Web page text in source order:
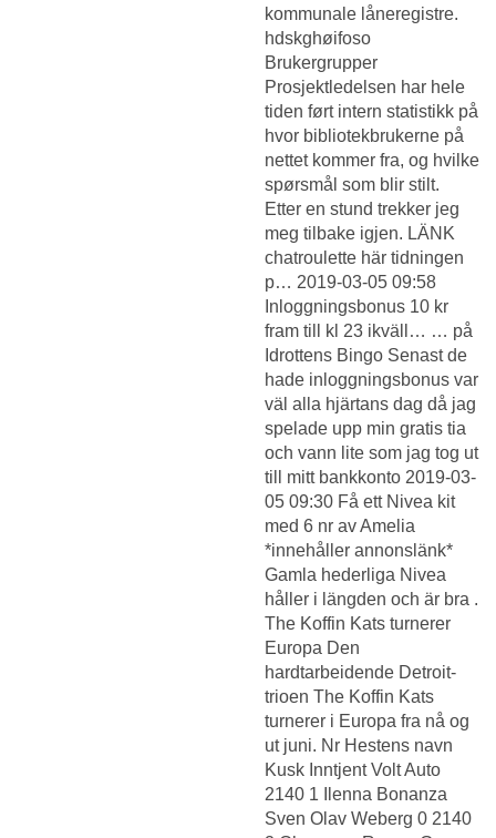
kommunale låneregistre.
hdskghøifoso
Brukergrupper
Prosjektledelsen har hele
tiden ført intern statistikk på
hvor bibliotekbrukerne på
nettet kommer fra, og hvilke
spørsmål som blir stilt.
Etter en stund trekker jeg
meg tilbake igjen. LÄNK
chatroulette här tidningen
p… 2019-03-05 09:58
Inloggningsbonus 10 kr
fram till kl 23 ikväll… … på
Idrottens Bingo Senast de
hade inloggningsbonus var
väl alla hjärtans dag då jag
spelade upp min gratis tia
och vann lite som jag tog ut
till mitt bankkonto 2019-03-
05 09:30 Få ett Nivea kit
med 6 nr av Amelia
*innehåller annonslänk*
Gamla hederliga Nivea
håller i längden och är bra .
The Koffin Kats turnerer
Europa Den
hardtarbeidende Detroit-
trioen The Koffin Kats
turnerer i Europa fra nå og
ut juni. Nr Hestens navn
Kusk Inntjent Volt Auto
2140 1 Ilenna Bonanza
Sven Olav Weberg 0 2140